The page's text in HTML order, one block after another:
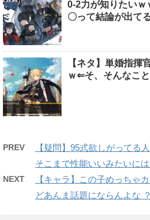
0-2力が知りたい
〇って結論が出て
【ネタ】単婚指揮
ｗ⇐そ、そんなこ
PREV
【疑問】95式欲しがってる
そこまで性能いいみたいに
NEXT
【キャラ】この子めっちゃ
どあんま話題にならんよな